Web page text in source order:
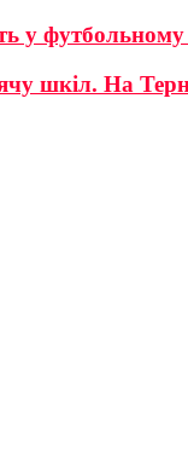
у футбольному
шкіл. На